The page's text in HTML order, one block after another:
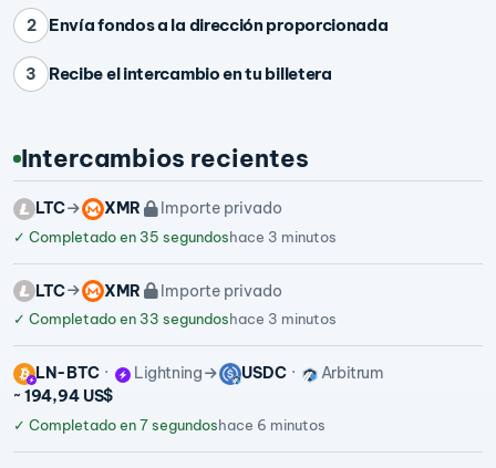
2 Envía fondos a la dirección proporcionada
3 Recibe el intercambio en tu billetera
Intercambios recientes
LTC XMR Importe privado
✓ Completado en 35 segundoshace 3 minutos
LTC XMR Importe privado
✓ Completado en 33 segundoshace 3 minutos
LN-BTC Lightning USDC
Arbitrum
~ 194,94 US$
✓ Completado en 7 segundoshace 6 minutos